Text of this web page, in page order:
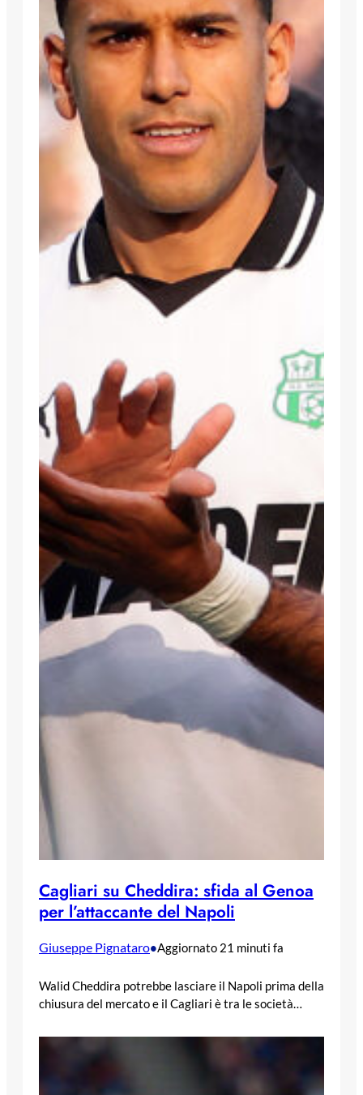
Cagliari su Cheddira: sfida al Genoa
per l’attaccante del Napoli
Giuseppe Pignataro•Aggiornato 21 minuti fa
Walid Cheddira potrebbe lasciare il Napoli prima della
chiusura del mercato e il Cagliari è tra le società…